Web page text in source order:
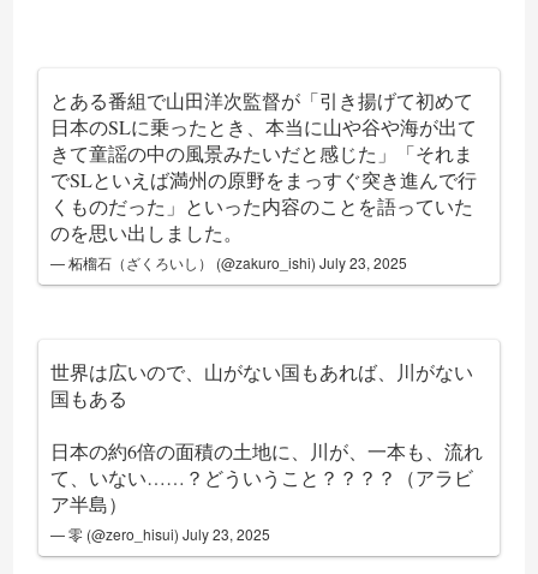
とある番組で山田洋次監督が「引き揚げて初めて
日本のSLに乗ったとき、本当に山や谷や海が出て
きて童謡の中の風景みたいだと感じた」「それま
でSLといえば満州の原野をまっすぐ突き進んで行
くものだった」といった内容のことを語っていた
のを思い出しました。
— 柘榴石（ざくろいし） (@zakuro_ishi)July 23, 2025
世界は広いので、山がない国もあれば、川がない
国もある
日本の約6倍の面積の土地に、川が、一本も、流れ
て、いない……？どういうこと？？？？（アラビ
ア半島）
— 零 (@zero_hisui)July 23, 2025